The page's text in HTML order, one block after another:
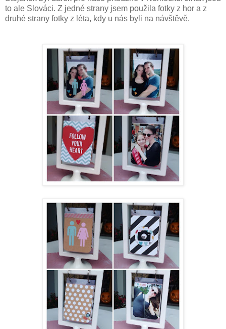
to ale Slováci. Z jedné strany jsem použila fotky z hor a z
druhé strany fotky z léta, kdy u nás byli na návštěvě.